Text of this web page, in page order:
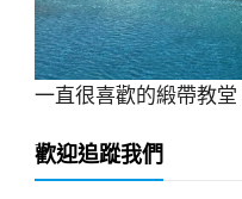
一直很喜歡的緞帶教
歡迎追蹤我們